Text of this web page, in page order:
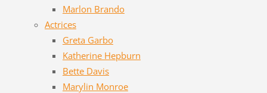
Marlon Brando
Actrices
Greta Garbo
Katherine Hepburn
Bette Davis
Marylin Monroe